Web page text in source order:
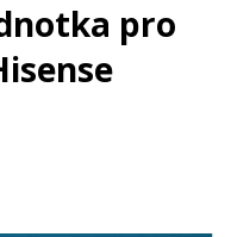
pro